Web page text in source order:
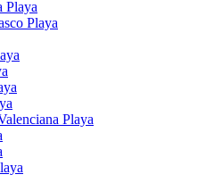
Playa
Playa
Playa